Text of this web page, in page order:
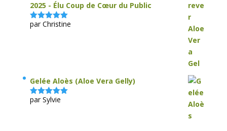
2025 - Élu Coup de Cœur du Public
Note5sur
par Christine
Gelée Aloès (Aloe Vera Gelly)
Note5sur
par Sylvie